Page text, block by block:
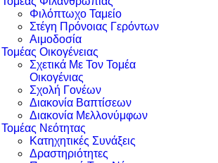
Φιλόπτωχο Ταμείο
Στέγη Πρόνοιας Γερόντων
Αιμοδοσία
Τομέας Οικογένειας
Σχετικά Με Τον Τομέα
Οικογένιας
Σχολή Γονέων
Διακονία Βαπτίσεων
Διακονία Μελλονύμφων
Τομέας Νεότητας
Κατηχητικές Συνάξεις
Δραστηριότητες